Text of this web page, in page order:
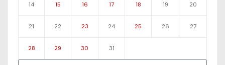
14 15 16 17 18 19 20
21 22 23 24 25 26 27
28 29 30 31